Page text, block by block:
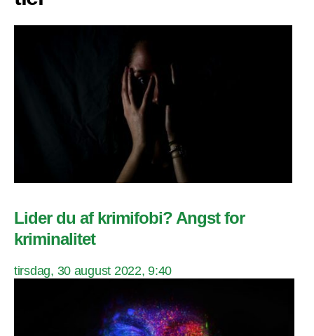
Lider du af krimifobi? Angst for
kriminalitet
tirsdag, 30 august 2022, 9:40